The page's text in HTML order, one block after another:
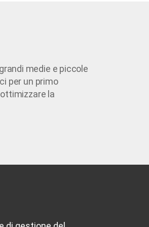
medie e piccole
per un primo
la